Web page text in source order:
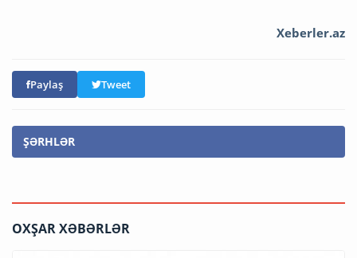
Xeberler.az
Paylaş Tweet
ŞƏRHLƏR
OXŞAR XƏBƏRLƏR